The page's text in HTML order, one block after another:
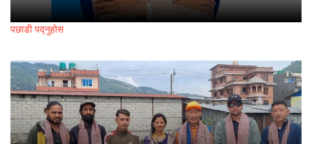
पछाडी पद्नुहोस